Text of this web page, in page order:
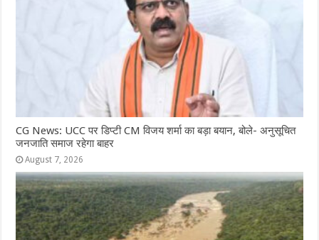
CG News: UCC पर डिप्टी CM विजय शर्मा का बड़ा बयान, बोले- अनुसूचित
जनजाति समाज रहेगा बाहर
August 7, 2026